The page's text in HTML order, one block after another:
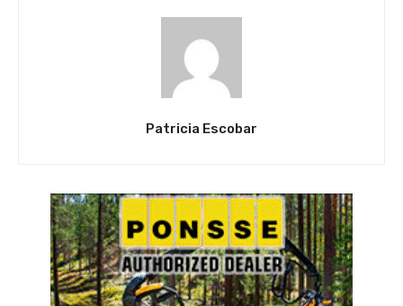
Patricia Escobar